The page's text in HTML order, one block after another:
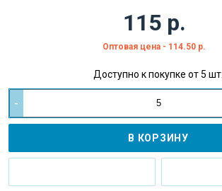
115 р.
Оптовая цена - 114.50 р.
Доступно к покупке от 5 шт.
-
В КОРЗИНУ